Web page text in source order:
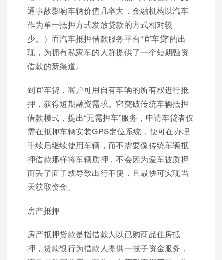
通事故影响车辆价值几率大，金融机构以汽车
作为单一抵押方式发放贷款的方式相对较
少。）而汽车抵押借款服务平台“宜车贷”的出
现，为拥有私家车的人群提供了一个短期融资
借款的新渠道。
到宜车贷，客户可用自有车辆的所有权进行抵
押，获得短期融资需求。它突破传统车辆抵押
借款模式，提出“无需押车”服务，申请车贷者仅
需在抵押车辆安装GPS定位系统，便可在办理
手续后继续使用车辆，而不需要像传统车辆抵
押借款那样将车辆质押，不会因为爱车被质押
而丢了面子或导致出行不便，且最快可实现当
天获取资金。
房产抵押
房产抵押贷款是指借款人以已购商品住房抵
押，贷款银行为借款人提供一揽子资金服务，